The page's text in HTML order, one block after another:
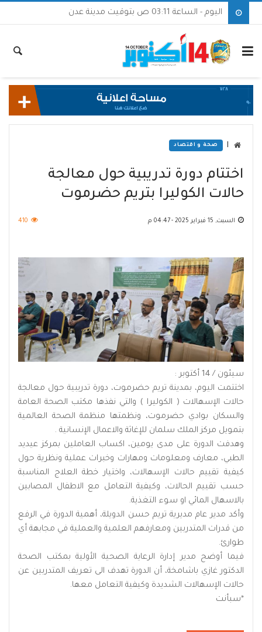
اليوم - الساعة 03:11 ص بتوقيت مدينة عدن
صحة و اقتصاد
اختتام دورة تدريبية حول معالجة
حالات الكوليرا بتريم حضرموت
السبت, 15 فبراير 2025 - 04:47 م 410
سيئون / 14 أكتوبر :
اختتمت اليوم، بمدينة تريم حضرموت، دورة تدريبية حول معالجة
حالات الإسهالات ( الكوليرا ) والتي نفذها مكتب الصحة العامة
والسكان بوادي حضرموت، ونظمتها منظمة الصحة العالمية
بتمويل مركز الملك سلمان للإغاثة والاعمال الإنسانية .
وهدفت الدورة على مدى يومين، اكساب العاملين بمركز عيديد
الطبي، معارف ومعلومات ومهارات وخبرات عملية ونظرية حول
كيفية تقييم حالات الإسهالات، واختيار خطة العلاج المناسبة
حسب تقييم الحالات، وكيفية التعامل مع الاطفال المصابين
بالاسهال المائي او سوء التغذية.
وأكد مدير عام مديرية تريم حسن الدويلة، أهمية الدورة في الرفع
من قدرات المتدربين ومعارفهم العلمية والعملية في مجابهة أي
طوارئ.
فيما أوضح مدير إدارة الرعاية الصحية الأولية بمكتب الصحة
الدكتور غازي باشامخة، أن الدورة تهدف الى تعريف المتدربين عن
حالات الإسهالات الشديدة وكيفية التعامل معها.
*سبأنت